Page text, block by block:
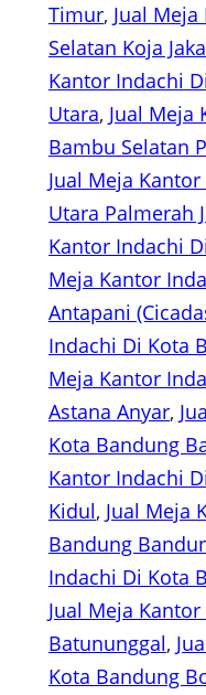
Timur, Jual
Selatan Koja
Kantor Indachi
Utara, Jual Meja
Bambu Selatan
Jual Meja
Utara Palmerah
Kantor Indachi
Meja Kantor
Antapani
Indachi Di Kota
Meja Kantor
Astana Anyar,
Kota Bandung
Kantor Indachi
Kidul, Jual Meja
Bandung
Indachi Di Kota
Jual Meja
Batununggal,
Kota Bandung